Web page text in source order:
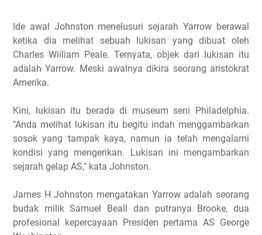
Ide awal Johnston menelusuri sejarah Yarrow berawal
ketika dia melihat sebuah lukisan yang dibuat oleh
Charles Wiiliam Peale. Ternyata, objek dari lukisan itu
adalah Yarrow. Meski awalnya dikira seorang aristokrat
Amerika.
Kini, lukisan itu berada di museum seni Philadelphia.
"Anda melihat lukisan itu begitu indah menggambarkan
sosok yang tampak kaya, namun ia telah mengalami
kondisi yang mengerikan. Lukisan ini mengambarkan
sejarah gelap AS," kata Johnston.
James H Johnston mengatakan Yarrow adalah seorang
budak milik Samuel Beall dan putranya Brooke, dua
profesional kepercayaan Presiden pertama AS George